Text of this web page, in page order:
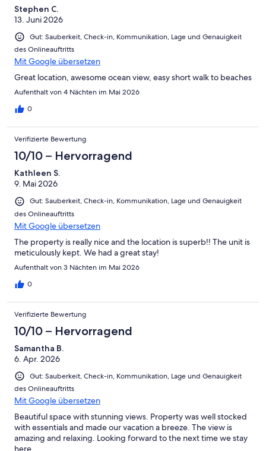
Stephen C.
13. Juni 2026
Gut: Sauberkeit, Check-in, Kommunikation, Lage und Genauigkeit
des Onlineauftritts
Mit Google übersetzen
Great location, awesome ocean view, easy short walk to beaches
Aufenthalt von 4 Nächten im Mai 2026
0
Verifizierte Bewertung
10/10 – Hervorragend
Kathleen S.
9. Mai 2026
Gut: Sauberkeit, Check-in, Kommunikation, Lage und Genauigkeit
des Onlineauftritts
Mit Google übersetzen
The property is really nice and the location is superb!! The unit is
meticulously kept. We had a great stay!
Aufenthalt von 3 Nächten im Mai 2026
0
Verifizierte Bewertung
10/10 – Hervorragend
Samantha B.
6. Apr. 2026
Gut: Sauberkeit, Check-in, Kommunikation, Lage und Genauigkeit
des Onlineauftritts
Mit Google übersetzen
Beautiful space with stunning views. Property was well stocked
with essentials and made our vacation a breeze. The view is
amazing and relaxing. Looking forward to the next time we stay
here.